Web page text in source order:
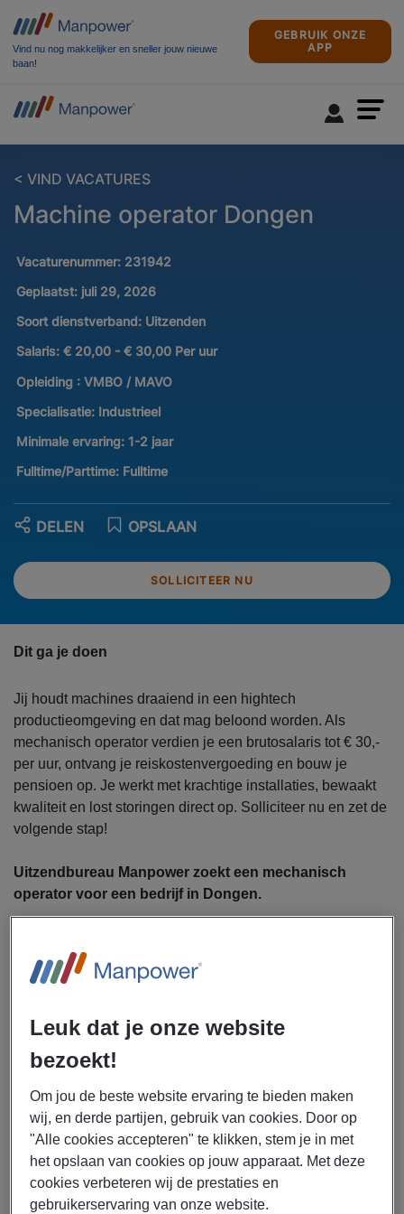
Vind nu nog makkelijker en sneller jouw nieuwe
baan!
GEBRUIK ONZE
APP
< VIND VACATURES
Machine operator Dongen
Vacaturenummer: 231942
Geplaatst: juli 29, 2026
Soort dienstverband: Uitzenden
Salaris: € 20,00 - € 30,00 Per uur
Opleiding : VMBO / MAVO
Specialisatie: Industrieel
Minimale ervaring: 1-2 jaar
Fulltime/Parttime: Fulltime
SOLLICITEER NU
OPSLAAN
DELEN
Dit ga je doen
Jij houdt machines draaiend in een hightech
productieomgeving en dat mag beloond worden. Als
mechanisch operator verdien je een brutosalaris tot € 30,-
per uur, ontvang je reiskostenvergoeding en bouw je
pensioen op. Je werkt met krachtige installaties, bewaakt
kwaliteit en lost storingen direct op. Solliciteer nu en zet de
volgende stap!
Uitzendbureau Manpower zoekt een mechanisch
operator voor een bedrijf in Dongen.
Bedienen en bewaken van machines op de Hot End-
afdeling
Signaleren en herstellen van technische
mankementen
Bewaken van productkwaliteit
Samenwerken met collega’s om het productieproces
soepel te laten verlopen
Dit krijg je
Leuk dat je onze website
bezoekt!
Om jou de beste website ervaring te bieden maken
wij, en derde partijen, gebruik van cookies. Door op
"Alle cookies accepteren" te klikken, stem je in met
het opslaan van cookies op jouw apparaat. Met deze
cookies verbeteren wij de prestaties en
gebruikerservaring van onze website.